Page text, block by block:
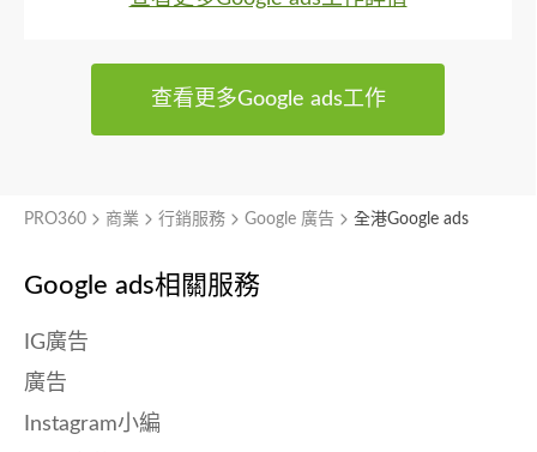
查看更多Google ads工作
Google ads相關服務
IG廣告
廣告
Instagram小編
PRO360 商業 行銷服務 Google 廣告 全港Google ads